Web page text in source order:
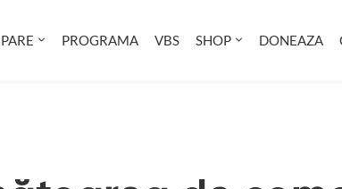
PROGRAMA VBS SHOP DONEAZA